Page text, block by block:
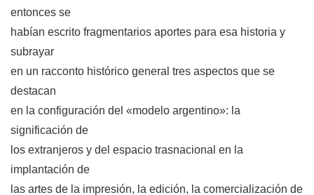
entonces se
habían escrito fragmentarios aportes para esa historia y
subrayar
en un racconto histórico general tres aspectos que se
destacan
en la configuración del «modelo argentino»: la
significación de
los extranjeros y del espacio trasnacional en la
implantación de
las artes de la impresión, la edición, la comercialización de